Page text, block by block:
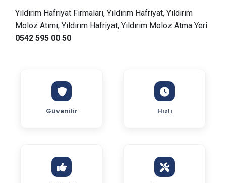
Yıldırım Hafriyat Firmaları, Yıldırım Hafriyat, Yıldırım
Moloz Atımı, Yıldırım Hafriyat, Yıldırım Moloz Atma Yeri
0542 595 00 50
Güvenilir Hızlı